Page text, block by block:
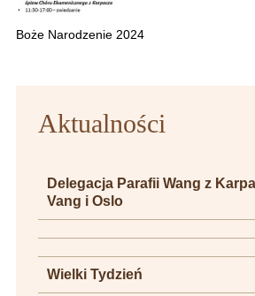
Boże Narodzenie 2024
Aktualności
Delegacja Parafii Wang z
Vang i Oslo
Wielki Tydzień